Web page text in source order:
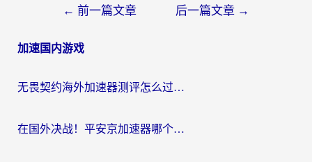
导
← 前一篇文章 后一篇文章 →
加速国内游戏
无畏契约海外加速器测评怎么过？海外玩家亲测实用指南（附小众技巧）
在国外决战！平安京加速器哪个好用一点？老玩家亲测番茄加速器全解析